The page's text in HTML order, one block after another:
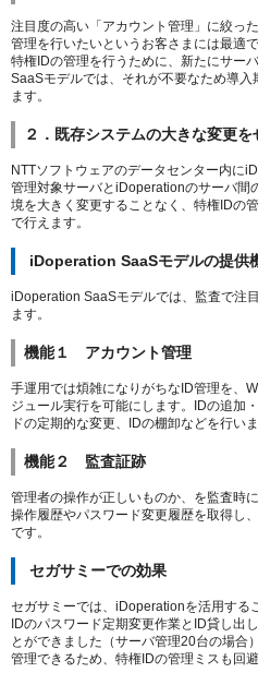
注目度の高い「アカウント管理」に絞っ
管理を行いたいというお客さまには最適
特権IDの管理を行うために、新たにサー
SaaSモデルでは、それが不要なため導
ます。
２．既存システムの大きな変更
NTTソフトウェアのデータセンター内に
管理対象サーバとiDoperationのサーバ間
境を大きく変更することなく、特権IDの
で行えます。
iDoperation SaaSモデルの提供
iDoperation SaaSモデルでは、監査で注
ます。
機能１ アカウント管理
手運用では煩雑になりがちなID管理を、
ジュール実行を可能にします。IDの追加
ドの定期的な変更、IDの棚卸などを行いま
機能２ 監査証跡
管理者の操作が正しいものか、を監査時
操作履歴やパスワード変更履歴を取得し
です。
セガサミーでの効果
セガサミーでは、iDoperationを活用する
IDのパスワード定期変更作業とID貸し出
とができました（サーバ管理20台の場合
管理できるため、特権IDの管理ミスも回避